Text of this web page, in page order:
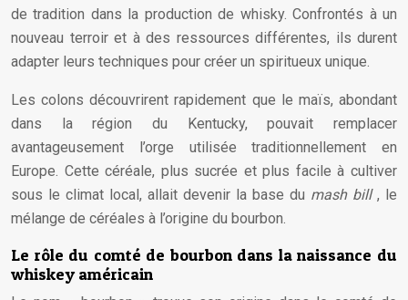
de tradition dans la production de whisky. Confrontés à un
nouveau terroir et à des ressources différentes, ils durent
adapter leurs techniques pour créer un spiritueux unique.
Les colons découvrirent rapidement que le maïs, abondant
dans la région du Kentucky, pouvait remplacer
avantageusement l’orge utilisée traditionnellement en
Europe. Cette céréale, plus sucrée et plus facile à cultiver
sous le climat local, allait devenir la base du mash bill , le
mélange de céréales à l’origine du bourbon.
Le rôle du comté de bourbon dans la naissance du
whiskey américain